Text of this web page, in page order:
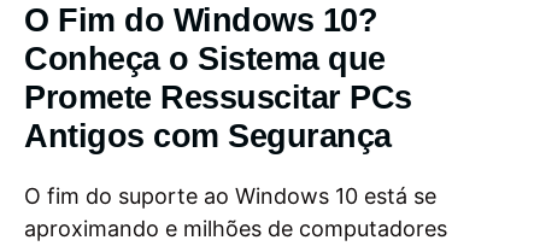
O Fim do Windows 10?
Conheça o Sistema que
Promete Ressuscitar PCs
Antigos com Segurança
O fim do suporte ao Windows 10 está se
aproximando e milhões de computadores